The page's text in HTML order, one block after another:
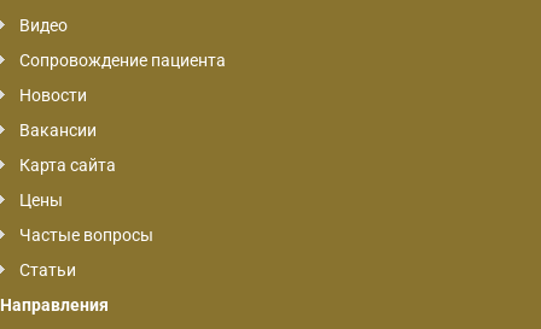
Видео
Сопровождение пациента
Новости
Вакансии
Карта сайта
Цены
Частые вопросы
Статьи
Направления